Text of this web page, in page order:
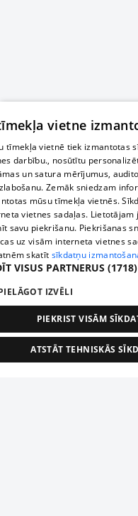
vietne
tīmekļa vietnē tiek izmantotas
darbību., nosūtītu
un satura mērījumus,
Zemāk sniedzam
mūsu tīmekļa vietnēs.
vietnes sadaļas.
savu piekrišanu. Piekrišanas
uz visām interneta vietnes
skatīt sīkdatņu
VISUS PARTNERUS
IZVĒLI
PIEKRIST VISĀM
ATSTĀT TEHNISKĀS